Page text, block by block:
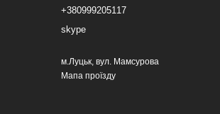
+380999205117
skype
м.Луцьк, вул. Мамсурова
Мапа проїзду